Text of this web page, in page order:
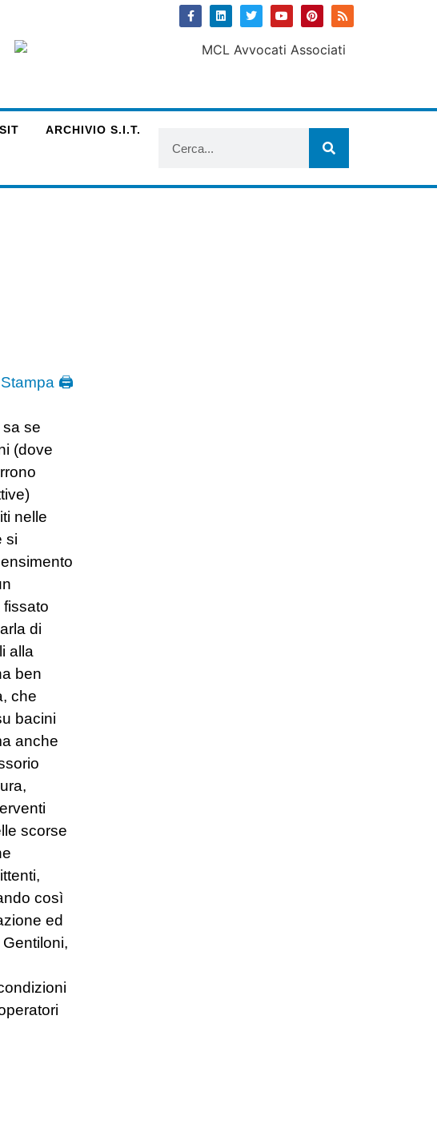
ARCHIVIO S.I.T.
Stampa 🖨
se
(dove
nelle
si
fissato
di
alla
ben
che
bacini
anche
scorse
così
ed